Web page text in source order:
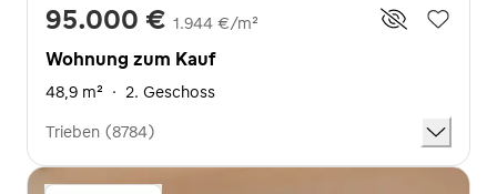
95.000 € 1.944 €/m²
Wohnung zum Kauf
48,9 m² · 2. Geschoss
Trieben (8784)